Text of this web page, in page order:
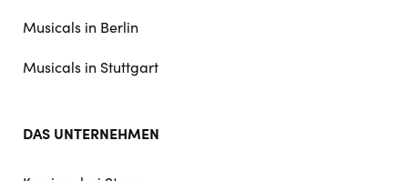
Musicals in Berlin
Musicals in Stuttgart
DAS UNTERNEHMEN